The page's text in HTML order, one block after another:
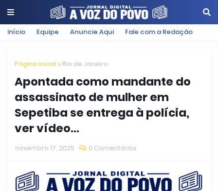
Início Equipe Anuncie Aqui Fale com a Redação
Página inicial Rio de Janeiro
Apontada como mandante do
assassinato de mulher em
Sepetiba se entrega à polícia,
ver vídeo...
novembro 17, 2025 0 Comentários